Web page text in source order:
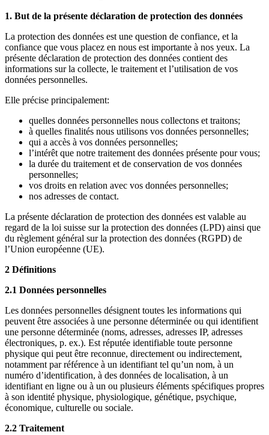
1. But de la présente déclaration de protection des données
La protection des données est une question de confiance, et la
confiance que vous placez en nous est importante à nos yeux. La
présente déclaration de protection des données contient des
informations sur la collecte, le traitement et l’utilisation de vos
données personnelles.
Elle précise principalement:
quelles données personnelles nous collectons et traitons;
à quelles finalités nous utilisons vos données personnelles;
qui a accès à vos données personnelles;
l’intérêt que notre traitement des données présente pour vous;
la durée du traitement et de conservation de vos données
personnelles;
vos droits en relation avec vos données personnelles;
nos adresses de contact.
La présente déclaration de protection des données est valable au
regard de la loi suisse sur la protection des données (LPD) ainsi que
du règlement général sur la protection des données (RGPD) de
l’Union européenne (UE).
2 Définitions
2.1 Données personnelles
Les données personnelles désignent toutes les informations qui
peuvent être associées à une personne déterminée ou qui identifient
une personne déterminée (noms, adresses, adresses IP, adresses
électroniques, p. ex.). Est réputée identifiable toute personne
physique qui peut être reconnue, directement ou indirectement,
notamment par référence à un identifiant tel qu’un nom, à un
numéro d’identification, à des données de localisation, à un
identifiant en ligne ou à un ou plusieurs éléments spécifiques propres
à son identité physique, physiologique, génétique, psychique,
économique, culturelle ou sociale.
2.2 Traitement